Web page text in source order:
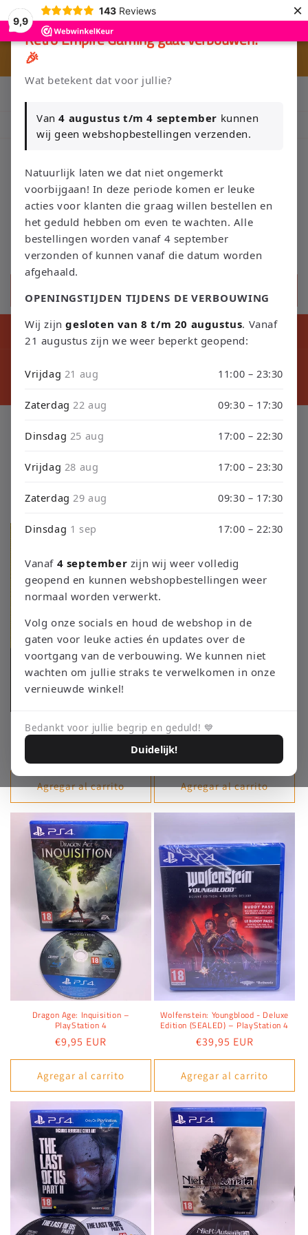
9,9
143 Reviews ×
directamente
al contenido
Klik Hier en Verkoop je Game of TCG collectie aan Retro Empire
Nieuw: zoek je Magic-deck automatisch op in onze voorraad.
Kortingscode tijdens ons verbouwing10% Korting op Games en
Consoles : Verbouwing2026
⚠️ PLEASE NOTE: Orders placed from August 4 through
September 3 will be shipped on September 4 due to our
e
i
n
Playstation 4
Filtrar y ordenar 89 productos
Playstation 4 Console (Model 1)
(Wit)
Agregar al carrito
Playstation 4 Console (Model 1)
(Zwart)
Agregar al carrito
Dragon Age: Inquisition –
PlayStation 4
Precio
habitual
€9,95 EUR
Agregar al carrito
Wolfenstein: Youngblood - Deluxe
Edition (SEALED) – PlayStation 4
Precio
habitual
€39,95 EUR
Agregar al carrito
Retro Empire Gaming gaat verbouwen!
🎉
Wat betekent dat voor jullie?
Van4 augustus t/m 4 september kunnen
wij geen webshopbestellingen verzenden.
Natuurlijk laten we dat niet ongemerkt
voorbijgaan! In deze periode komen er leuke
acties voor klanten die graag willen bestellen en
het geduld hebben om even te wachten. Alle
bestellingen worden vanaf 4 september
verzonden of kunnen vanaf die datum worden
afgehaald.
OPENINGSTIJDEN TIJDENS DE VERBOUWING
Wij zijngesloten van 8 t/m 20 augustus. Vanaf
21 augustus zijn we weer beperkt geopend:
Vrijdag 21 aug 11:00 – 23:30
Zaterdag22 aug 09:30 – 17:30
Dinsdag 25 aug 17:00 – 22:30
Vrijdag 28 aug 17:00 – 23:30
Zaterdag29 aug 09:30 – 17:30
Dinsdag 1 sep 17:00 – 22:30
Vanaf 4 september zijn wij weer volledig
geopend en kunnen webshopbestellingen weer
normaal worden verwerkt.
Volg onze socials en houd de webshop in de
gaten voor leuke acties én updates over de
voortgang van de verbouwing. We kunnen niet
wachten om jullie straks te verwelkomen in onze
vernieuwde winkel!
Bedankt voor jullie begrip en geduld! 💙
Duidelijk!